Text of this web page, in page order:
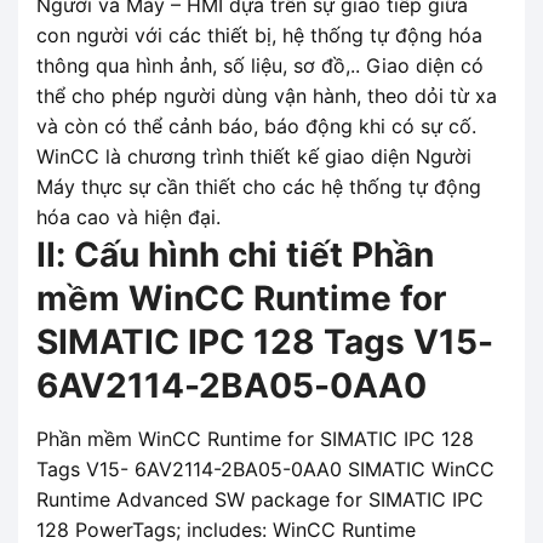
con người với các thiết bị, hệ thống tự động hóa
thông qua hình ảnh, số liệu, sơ đồ,.. Giao diện có
thể cho phép người dùng vận hành, theo dỏi từ xa
và còn có thể cảnh báo, báo động khi có sự cố.
WinCC là chương trình thiết kế giao diện Người
Máy thực sự cần thiết cho các hệ thống tự động
hóa cao và hiện đại.
II: Cấu hình chi tiết Phần
mềm WinCC Runtime for
SIMATIC IPC 128 Tags V15-
6AV2114-2BA05-0AA0
Phần mềm WinCC Runtime for SIMATIC IPC 128
Tags V15- 6AV2114-2BA05-0AA0 SIMATIC WinCC
Runtime Advanced SW package for SIMATIC IPC
128 PowerTags; includes: WinCC Runtime